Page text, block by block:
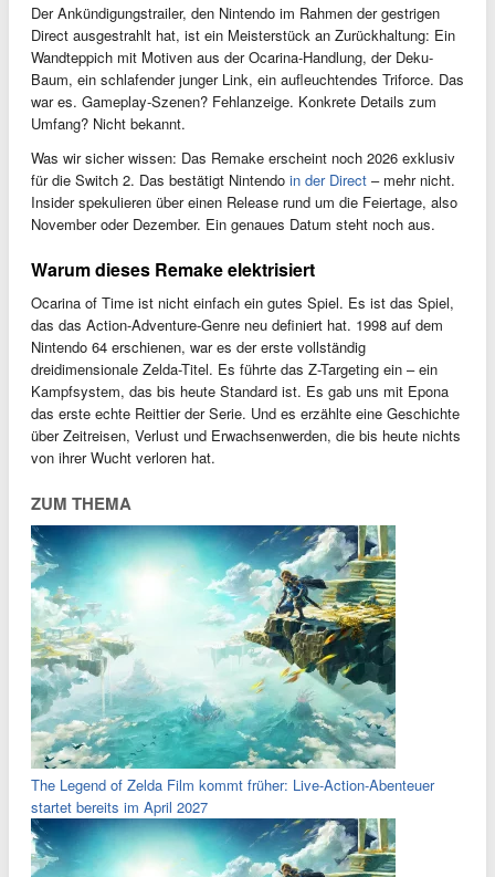
Der Ankündigungstrailer, den Nintendo im Rahmen der gestrigen
Direct ausgestrahlt hat, ist ein Meisterstück an Zurückhaltung: Ein
Wandteppich mit Motiven aus der Ocarina-Handlung, der Deku-
Baum, ein schlafender junger Link, ein aufleuchtendes Triforce. Das
war es. Gameplay-Szenen? Fehlanzeige. Konkrete Details zum
Umfang? Nicht bekannt.
Was wir sicher wissen: Das Remake erscheint noch 2026 exklusiv
für die Switch 2. Das bestätigt Nintendo in der Direct – mehr nicht.
Insider spekulieren über einen Release rund um die Feiertage, also
November oder Dezember. Ein genaues Datum steht noch aus.
Warum dieses Remake elektrisiert
Ocarina of Time ist nicht einfach ein gutes Spiel. Es ist das Spiel,
das das Action-Adventure-Genre neu definiert hat. 1998 auf dem
Nintendo 64 erschienen, war es der erste vollständig
dreidimensionale Zelda-Titel. Es führte das Z-Targeting ein – ein
Kampfsystem, das bis heute Standard ist. Es gab uns mit Epona
das erste echte Reittier der Serie. Und es erzählte eine Geschichte
über Zeitreisen, Verlust und Erwachsenwerden, die bis heute nichts
von ihrer Wucht verloren hat.
ZUM THEMA
The Legend of Zelda Film kommt früher: Live-Action-Abenteuer
startet bereits im April 2027